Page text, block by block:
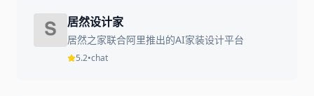
居然设计家
居然之家联合阿里推出的AI家装设计平台
5.2•chat